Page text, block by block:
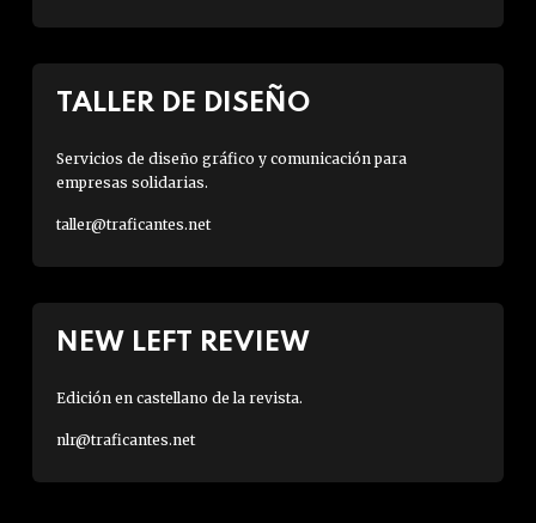
TALLER DE DISEÑO
Servicios de diseño gráfico y comunicación para
empresas solidarias.
taller@traficantes.net
NEW LEFT REVIEW
Edición en castellano de la revista.
nlr@traficantes.net